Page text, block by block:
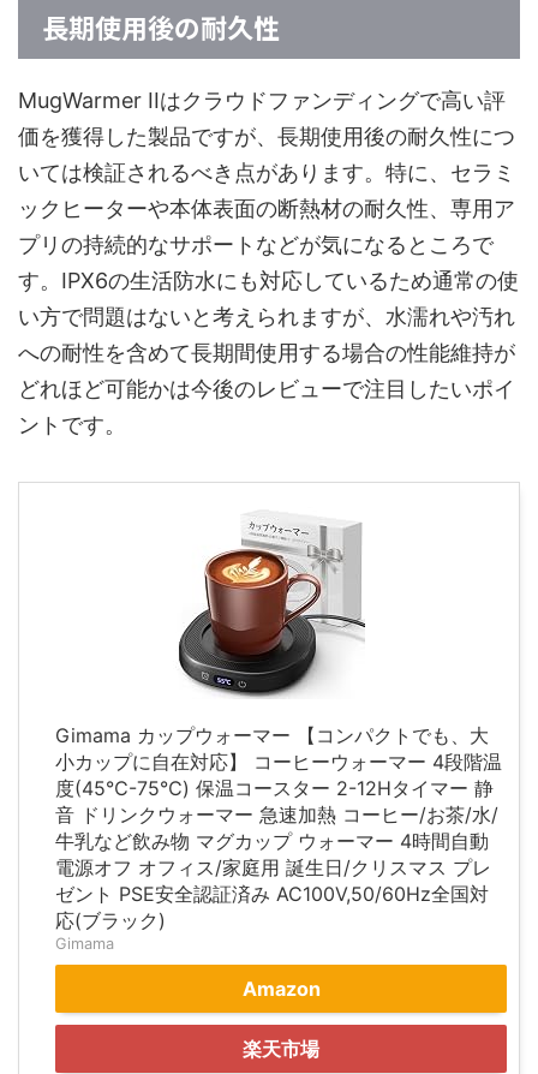
長期使用後の耐久性
MugWarmer IIはクラウドファンディングで高い評
価を獲得した製品ですが、長期使用後の耐久性につ
いては検証されるべき点があります。特に、セラミ
ックヒーターや本体表面の断熱材の耐久性、専用ア
プリの持続的なサポートなどが気になるところで
す。IPX6の生活防水にも対応しているため通常の使
い方で問題はないと考えられますが、水濡れや汚れ
への耐性を含めて長期間使用する場合の性能維持が
どれほど可能かは今後のレビューで注目したいポイ
ントです。
Gimama カップウォーマー 【コンパクトでも、大
小カップに自在対応】 コーヒーウォーマー 4段階温
度(45℃-75℃) 保温コースター 2-12Hタイマー 静
音 ドリンクウォーマー 急速加熱 コーヒー/お茶/水/
牛乳など飲み物 マグカップ ウォーマー 4時間自動
電源オフ オフィス/家庭用 誕生日/クリスマス プレ
ゼント PSE安全認証済み AC100V,50/60Hz全国対
応(ブラック)
Gimama
Amazon
楽天市場